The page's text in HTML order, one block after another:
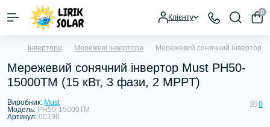
Клієнту
0
Інвертори Мережеві інвертори Мережевий сонячний інвертор
Мережевий сонячний інвертор Must PH50-
15000TM (15 кВт, 3 фази, 2 MPPT)
Виробник: Must
Модель: PH50-15000TM
Артикул: 00196
0